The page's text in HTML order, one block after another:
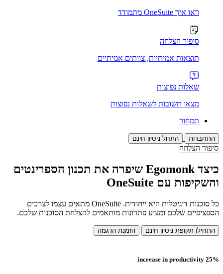
ראו איך OneSuite מתמודד
סיפור הצלחה
תוצאות אמיתיות, צוותים אמיתיים
שאלות נפוצות
מצאו תשובות לשאלות נפוצות
תמחור
התחברות התחל ניסיון חינם
סיפור הצלחה
כיצד Egomonk שיפרה את תכנון הספרינטים
והשקיפות עם OneSuite
כל סוכנות דיגיטלית היא ייחודית. OneSuite מתאים עצמו לצרכים
הספציפיים שלכם ומציע פתרונות מותאמים להצלחת הסוכנות שלכם.
התחילו תקופת ניסיון חינם הזמנת הדגמה
25% increase in productivity